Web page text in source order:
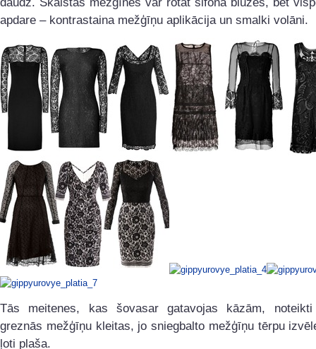
apdare – kontrastaina mežģīņu aplikācija un smalki volāni.
Tās meitenes, kas šovasar gatavojas kāzām, noteikti
greznās mežģīņu kleitas, jo sniegbalto mežģīņu tērpu
ļoti plaša.